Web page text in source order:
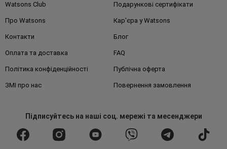
Watsons Club Подарункові сертифікати
Про Watsons Кар'єра у Watsons
Контакти Блог
Оплата та доставка FAQ
Політика конфіденційності Публічна оферта
ЗМІ про нас Повернення замовлення
Підписуйтесьна наші соц. мережі та месенджери